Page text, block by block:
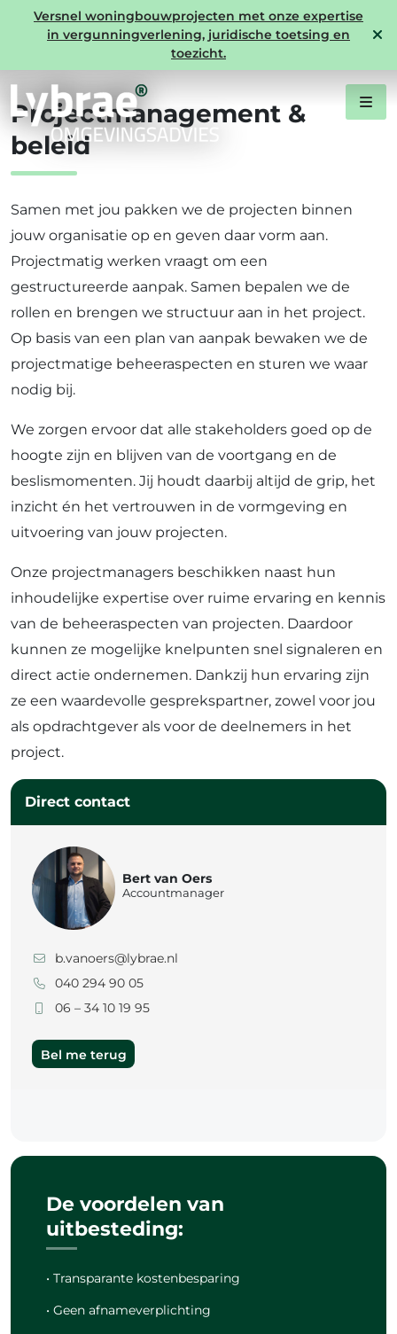
Versnel woningbouwprojecten met onze expertise
in vergunningverlening, juridische toetsing en
toezicht.
Expertise
Projectmanagement &
beleid
Samen met jou pakken we de projecten binnen
jouw organisatie op en geven daar vorm aan.
Projectmatig werken vraagt om een
gestructureerde aanpak. Samen bepalen we de
rollen en brengen we structuur aan in het project.
Op basis van een plan van aanpak bewaken we de
projectmatige beheeraspecten en sturen we waar
nodig bij.
We zorgen ervoor dat alle stakeholders goed op de
hoogte zijn en blijven van de voortgang en de
beslismomenten. Jij houdt daarbij altijd de grip, het
inzicht én het vertrouwen in de vormgeving en
uitvoering van jouw projecten.
Onze projectmanagers beschikken naast hun
inhoudelijke expertise over ruime ervaring en kennis
van de beheeraspecten van projecten. Daardoor
kunnen ze mogelijke knelpunten snel signaleren en
direct actie ondernemen. Dankzij hun ervaring zijn
ze een waardevolle gesprekspartner, zowel voor jou
als opdrachtgever als voor de deelnemers in het
project.
Direct contact
Bert van Oers
Accountmanager
b.vanoers@lybrae.nl
040 294 90 05
06 – 34 10 19 95
Bel me terug
De voordelen van
uitbesteding:
• Transparante kostenbesparing
• Geen afnameverplichting